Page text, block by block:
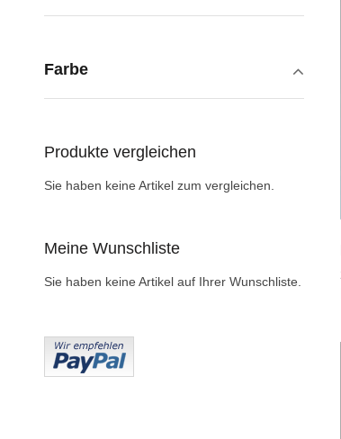
Farbe
Produkte vergleichen
Sie haben keine Artikel zum vergleichen.
Meine Wunschliste
Sie haben keine Artikel auf Ihrer Wunschliste.